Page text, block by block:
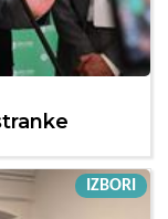
IZBORI